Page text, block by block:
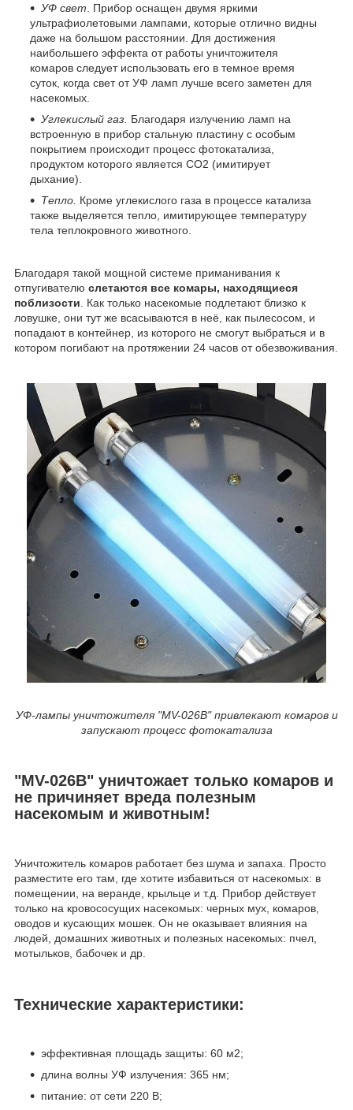
УФ свет. Прибор оснащен двумя яркими
ультрафиолетовыми лампами, которые отлично видны
даже на большом расстоянии. Для достижения
наибольшего эффекта от работы уничтожителя
комаров следует использовать его в темное время
суток, когда свет от УФ ламп лучше всего заметен для
насекомых.
Углекислый газ. Благодаря излучению ламп на
встроенную в прибор стальную пластину с особым
покрытием происходит процесс фотокатализа,
продуктом которого является СО2 (имитирует
дыхание).
Тепло. Кроме углекислого газа в процессе катализа
также выделяется тепло, имитирующее температуру
тела теплокровного животного.
Благодаря такой мощной системе приманивания к
отпугивателю слетаются все комары, находящиеся
поблизости. Как только насекомые подлетают близко к
ловушке, они тут же всасываются в неё, как пылесосом, и
попадают в контейнер, из которого не смогут выбраться и в
котором погибают на протяжении 24 часов от обезвоживания.
УФ-лампы уничтожителя "MV-026B" привлекают комаров и
запускают процесс фотокатализа
"MV-026B" уничтожает только комаров и
не причиняет вреда полезным
насекомым и животным!
Уничтожитель комаров работает без шума и запаха. Просто
разместите его там, где хотите избавиться от насекомых: в
помещении, на веранде, крыльце и т.д. Прибор действует
только на кровососущих насекомых: черных мух, комаров,
оводов и кусающих мошек. Он не оказывает влияния на
людей, домашних животных и полезных насекомых: пчел,
мотыльков, бабочек и др.
Технические характеристики:
эффективная площадь защиты: 60 м2;
длина волны УФ излучения: 365 нм;
питание: от сети 220 В;